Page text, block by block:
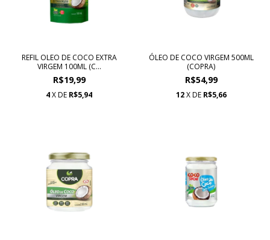
REFIL OLEO DE COCO EXTRA
VIRGEM 100ML (C...
R$19,99
4X DE R$5,94
ÓLEO DE COCO VIRGEM 500ML
(COPRA)
R$54,99
12 X DE R$5,66